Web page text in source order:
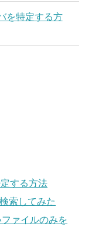
を特定する方
する方法
索してみた
ァイルのみを